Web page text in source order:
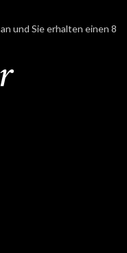
an und Sie erhalten einen 8